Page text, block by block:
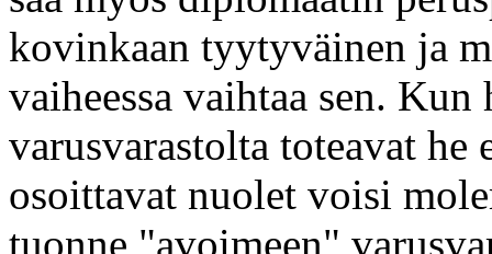
kovinkaan tyytyväinen ja
vaiheessa vaihtaa sen. Kun
varusvarastolta toteavat
osoittavat nuolet voisi
tuonne "avoimeen"